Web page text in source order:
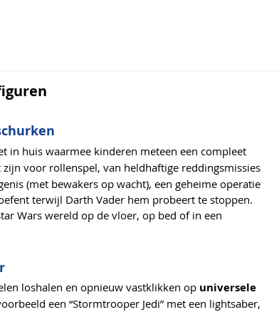
in huis waarmee kinderen meteen een compleet
zijn voor rollenspel, van heldhaftige reddingsmissies
(met bewakers op wacht), een geheime operatie
terwijl Darth Vader hem probeert te stoppen.
Wars wereld op de vloer, op bed of in een
loshalen en opnieuw vastklikken op universele
een “Stormtrooper Jedi” met een lightsaber,